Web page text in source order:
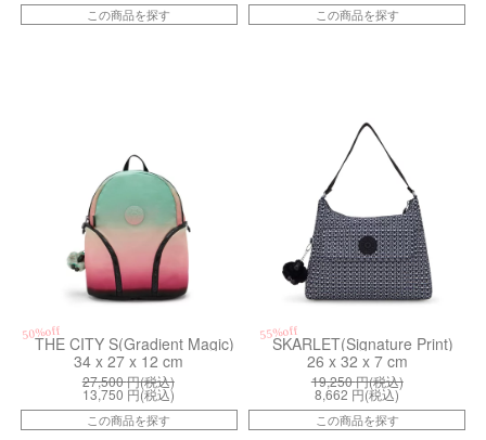
この商品を探す この商品を探す
50%off
THE CITY S(Gradient Magic)
34 x 27 x 12 cm
27,500円(税込)
13,750 円(税込)
この商品を探す
55%off
SKARLET(Signature Print)
26 x 32 x 7 cm
19,250円(税込)
8,662 円(税込)
この商品を探す